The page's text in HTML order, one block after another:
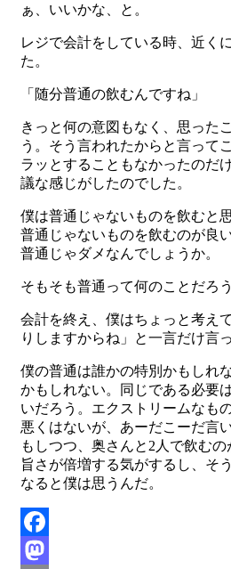
ぁ、いいかな、と。
レジで会計をしている時、近く
た。
「随分普通の飲むんですね」
きっと何の意図もなく、思った
う。そう言われたからと言って
ラッとすることもなかったのだ
議な感じがしたのでした。
僕は普通じゃないものを飲むと
普通じゃないものを飲むのが良
普通じゃダメなんでしょうか。
そもそも普通って何のことだろ
会計を終え、僕はちょっと考え
りしますからね」と一言だけ言っ
僕の普通は誰かの特別かもしれ
かもしれない。同じである必要
いだろう。エクストリームなも
悪くはないが、あーだこーだ言
もしつつ、奥さんと2人で飲む
旨さが倍増する気がするし、そ
なると僕は思うんだ。
Facebook